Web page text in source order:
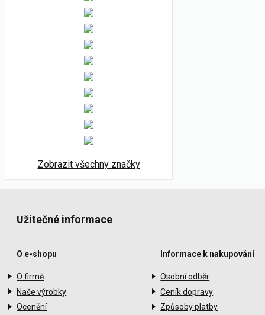
Zobrazit všechny značky
Užitečné informace
O e-shopu
O firmě
Naše výrobky
Ocenění
Informace k nakupování
Osobní odběr
Ceník dopravy
Způsoby platby